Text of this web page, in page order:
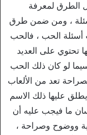
الطرق لمعرفة
، ومن ضمن طرق
أسئلة الحب ، فالحب
تحتوي على العديد
لو كان ذلك الحب
تعد من الألعاب
عليها ذلك الاسم
ما فيجب عليه أن
ووضوح وصراحة ،